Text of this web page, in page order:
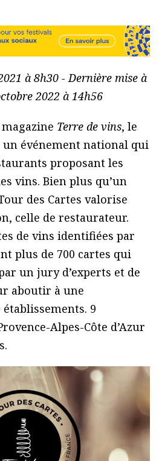
à 8h30 - Dernière mise à
2022 à 14h56
Terre de vins, le
un événement national qui
proposant les
vins. Bien plus qu’un
des Cartes valorise
celle de restaurateur.
de vins identifiées par
plus de 700 cartes qui
un jury d’experts et de
aboutir à une
9
Alpes-Côte d’Azur